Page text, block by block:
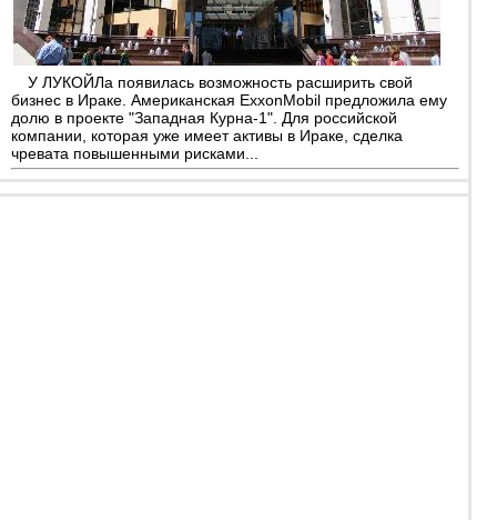
У ЛУКОЙЛа появилась возможность расширить свой
бизнес в Ираке. Американская ExxonMobil предложила ему
долю в проекте "Западная Курна-1". Для российской
компании, которая уже имеет активы в Ираке, сделка
чревата повышенными рисками...